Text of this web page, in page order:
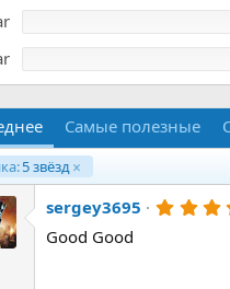
Самые полезные
5 звёзд
sergey3695
Good Good